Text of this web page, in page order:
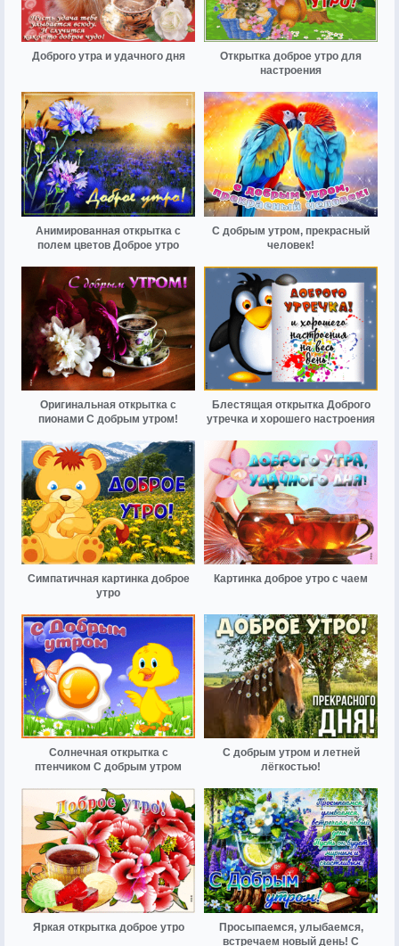
Доброго утра и удачного дня
Открытка доброе утро для
настроения
Анимированная открытка с
полем цветов Доброе утро
С добрым утром, прекрасный
человек!
Оригинальная открытка с
пионами С добрым утром!
Блестящая открытка Доброго
утречка и хорошего настроения
Симпатичная картинка доброе
утро
Картинка доброе утро с чаем
Солнечная открытка с
птенчиком С добрым утром
С добрым утром и летней
лёгкостью!
Яркая открытка доброе утро
Просыпаемся, улыбаемся,
встречаем новый день! С